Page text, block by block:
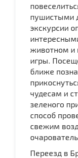
пушистыми
экскурсии
животном и
игры.
ближе
чудесам и
зеленого
способ
свежим
Переезд в